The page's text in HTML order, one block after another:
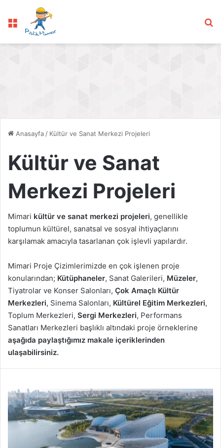
Menü
Anasayfa / Kültür ve Sanat Merkezi Projeleri
Kültür ve Sanat
Merkezi Projeleri
Mimari kültür ve sanat merkezi projeleri, genellikle
toplumun kültürel, sanatsal ve sosyal ihtiyaçlarını
karşılamak amacıyla tasarlanan çok işlevli yapılardır.
Mimari Proje Çizimlerimizde en çok işlenen proje
konularından; Kütüphaneler, Sanat Galerileri, Müzeler,
Tiyatrolar ve Konser Salonları, Çok Amaçlı Kültür
Merkezleri, Sinema Salonları, Kültürel Eğitim Merkezleri,
Toplum Merkezleri, Sergi Merkezleri, Performans
Sanatları Merkezleri başlıklı altındaki proje örneklerine
aşağıda paylaştığımız makale içeriklerinden
ulaşabilirsiniz.